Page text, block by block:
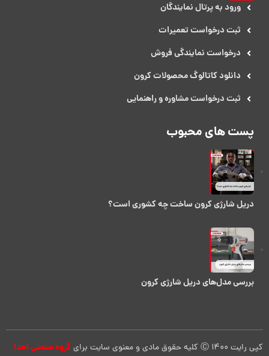
ورود به پرتال نمایندگان
ثبت درخواست تعمیرات
درخواست نمایندگی فروش​
دانلود کاتالوگ محصولات کرون
ثبت درخواست مشاوره و راهنمایی
پست های محبوب
دریل شارژی کرون ساخت چه کشوری است؟
بررسی مدل‌های دریل شارژی کرون
کپی رایت 1400 Ⓒ کلیه حقوق مادی و معنوی سایت برای گروه صنعتی اهدا